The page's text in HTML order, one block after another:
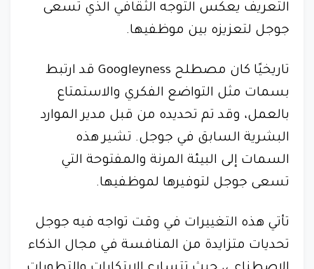
التعريف يعكس التوجه الثقافي الذي تسعى
جوجل لتعزيزه بين موظفيها.
تاريخيًا كان مصطلح Googleyness قد ارتبط
بسمات مثل التواضع الفكري والاستمتاع
بالعمل، وقد تم تحديده من قبل مدير الموارد
البشرية السابق في جوجل. تشير هذه
السمات إلى البيئة المرنة والمفتوحة التي
تسعى جوجل لتوفيرها لموظفيها.
تأتي هذه التغييرات في وقت تواجه فيه جوجل
تحديات متزايدة من المنافسة في مجال الذكاء